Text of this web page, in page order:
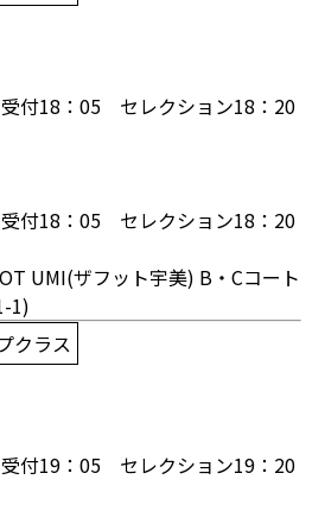
付18：05 セレクション18：20
付18：05 セレクション18：20
UMI(ザフット宇美) B・Cコート
1)
クラス
付19：05 セレクション19：20